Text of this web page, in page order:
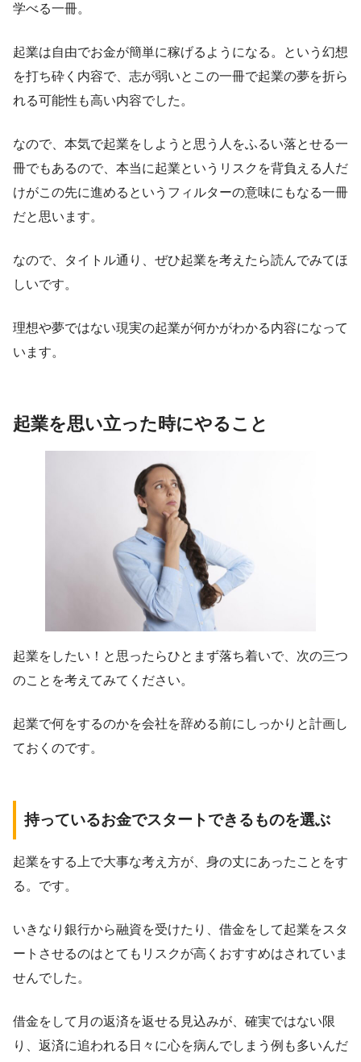
学べる一冊。
起業は自由でお金が簡単に稼げるようになる。という幻想
を打ち砕く内容で、志が弱いとこの一冊で起業の夢を折ら
れる可能性も高い内容でした。
なので、本気で起業をしようと思う人をふるい落とせる一
冊でもあるので、本当に起業というリスクを背負える人だ
けがこの先に進めるというフィルターの意味にもなる一冊
だと思います。
なので、タイトル通り、ぜひ起業を考えたら読んでみてほ
しいです。
理想や夢ではない現実の起業が何かがわかる内容になって
います。
起業を思い立った時にやること
起業をしたい！と思ったらひとまず落ち着いで、次の三つ
のことを考えてみてください。
起業で何をするのかを会社を辞める前にしっかりと計画し
ておくのです。
持っているお金でスタートできるものを選ぶ
起業をする上で大事な考え方が、身の丈にあったことをす
る。です。
いきなり銀行から融資を受けたり、借金をして起業をスタ
ートさせるのはとてもリスクが高くおすすめはされていま
せんでした。
借金をして月の返済を返せる見込みが、確実ではない限
り、返済に追われる日々に心を病んでしまう例も多いんだ